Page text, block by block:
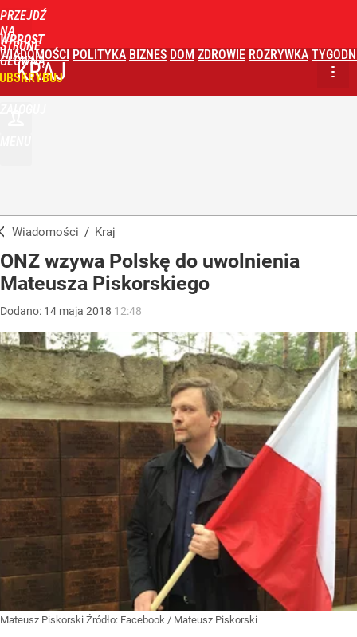
PRZEJDŹ
NA
STRONĘ
GŁÓWNĄ
WPROST
WIADOMOŚCI POLITYKA BIZNES DOM ZDROWIE ROZRYWKA
KRAJ
Wiadomości / Kraj
ONZ wzywa Polskę do uwolnienia
Mateusza Piskorskiego
Dodano: 14 maja 2018 12:48
Mateusz Piskorski Źródło: Facebook / Mateusz Piskorski